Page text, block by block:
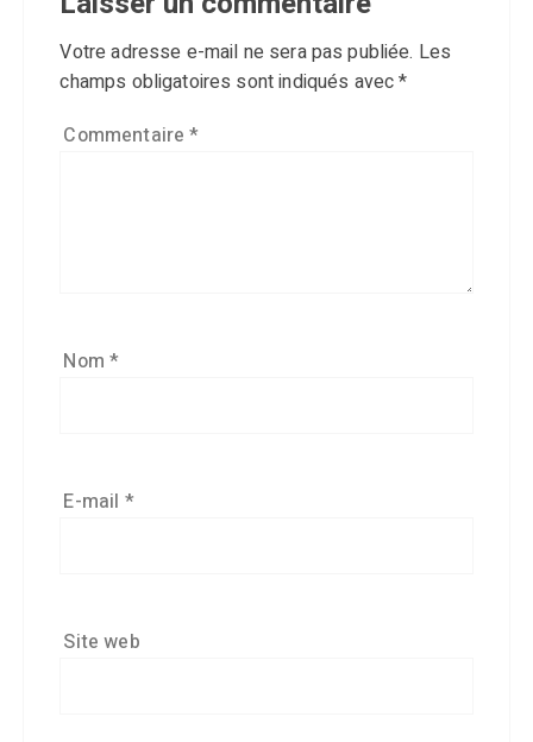
Votre adresse e-mail ne sera pas publiée. Les
champs obligatoires sont indiqués avec*
Commentaire*
Nom*
E-mail *
Site web